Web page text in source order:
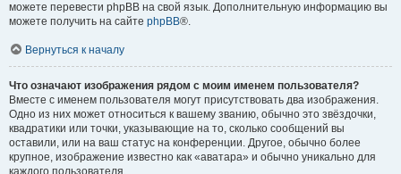
можете перевести phpBB на свой язык. Дополнительную информацию вы
можете получить на сайте phpBB®.
Вернуться к началу
Что означают изображения рядом с моим именем пользователя?
Вместе с именем пользователя могут присутствовать два изображения.
Одно из них может относиться к вашему званию, обычно это звёздочки,
квадратики или точки, указывающие на то, сколько сообщений вы
оставили, или на ваш статус на конференции. Другое, обычно более
крупное, изображение известно как «аватара» и обычно уникально для
каждого пользователя.